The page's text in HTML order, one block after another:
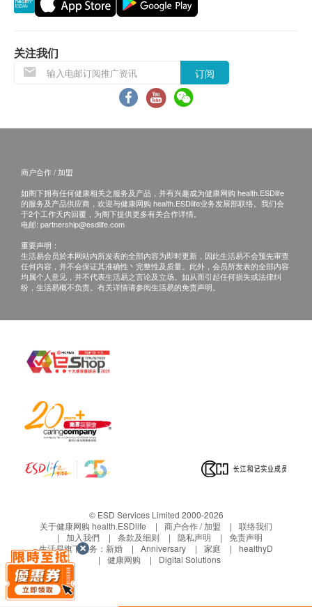
换货安排
是否有损毁情况，一经确认签收，恕不接受退换。
2. 退换产品必须包装完整，如退换之产品有任何
残缺或过期退回，供应商有权不受理。
3. 如有其他损坏或遗漏查询，顾客必须保留有效
收据正本，并于送货后3个工作天内按下列方式联络
关注我们
订阅
商户合作 / 加盟
如阁下拥有任何健康相关之服务及产品，并有兴趣成为健康网购 health.ESDlife
的服务及产品供应商，欢迎与健康网购 health.ESDlife业务发展部联络。我们会
于2个工作天内回覆，为阁下提供更多有关合作详情。
电邮: partnership@esdlife.com
重要声明：
生活易会员於本网站内所发表的全部内容为即时更新，因此生活易不会预先审查
任何内容，并不会保证其准确性丶完整性及质量。此外，会员所发表的全部内容
均属个人意见，并不代表生活易之言论及立场。如从而引起任何损失或法律纠
纷，生活易概不负责。有关详情请参阅生活易的免责声明。
© ESD Services Limited 2000-2026
关于健康网购 health.ESDlife
商户合作 / 加盟
联络我们
加入我們
条款及细则 隐私声明
免责声明
生活易旗下业务： 新婚 Anniversary 家庭
healthyD
健康网购
Digital Solutions